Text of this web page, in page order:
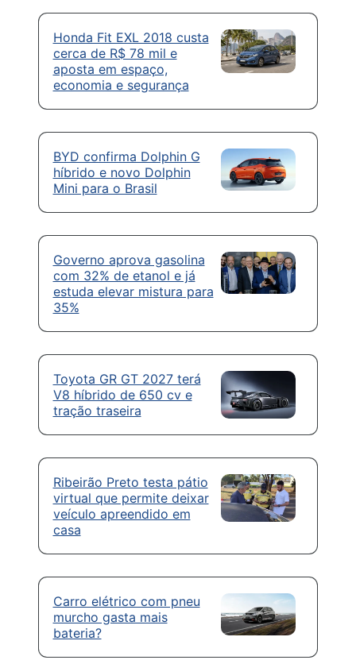
Honda Fit EXL 2018 custa
cerca de R$ 78 mil e
aposta em espaço,
economia e segurança
BYD confirma Dolphin G
híbrido e novo Dolphin
Mini para o Brasil
Governo aprova gasolina
com 32% de etanol e já
estuda elevar mistura para
35%
Toyota GR GT 2027 terá
V8 híbrido de 650 cv e
tração traseira
Ribeirão Preto testa pátio
virtual que permite deixar
veículo apreendido em
casa
Carro elétrico com pneu
murcho gasta mais
bateria?